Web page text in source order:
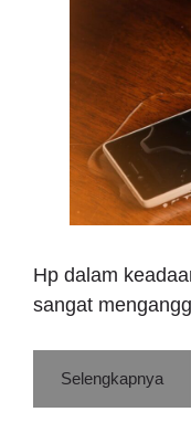
Hp dalam
sangat
Selengkapnya